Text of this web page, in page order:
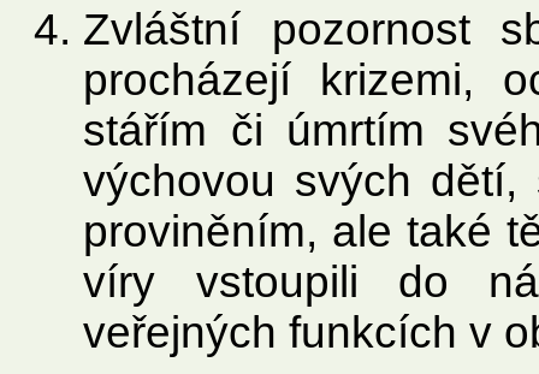
Zvláštní pozornost
procházejí krizemi,
stářím či úmrtím
výchovou svých
proviněním, ale také
víry vstoupili do
veřejných funkcích v